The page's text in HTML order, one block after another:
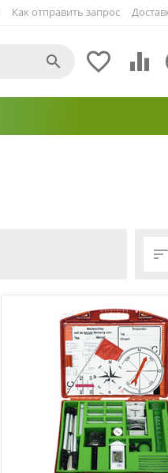
Как отправить запрос
 

